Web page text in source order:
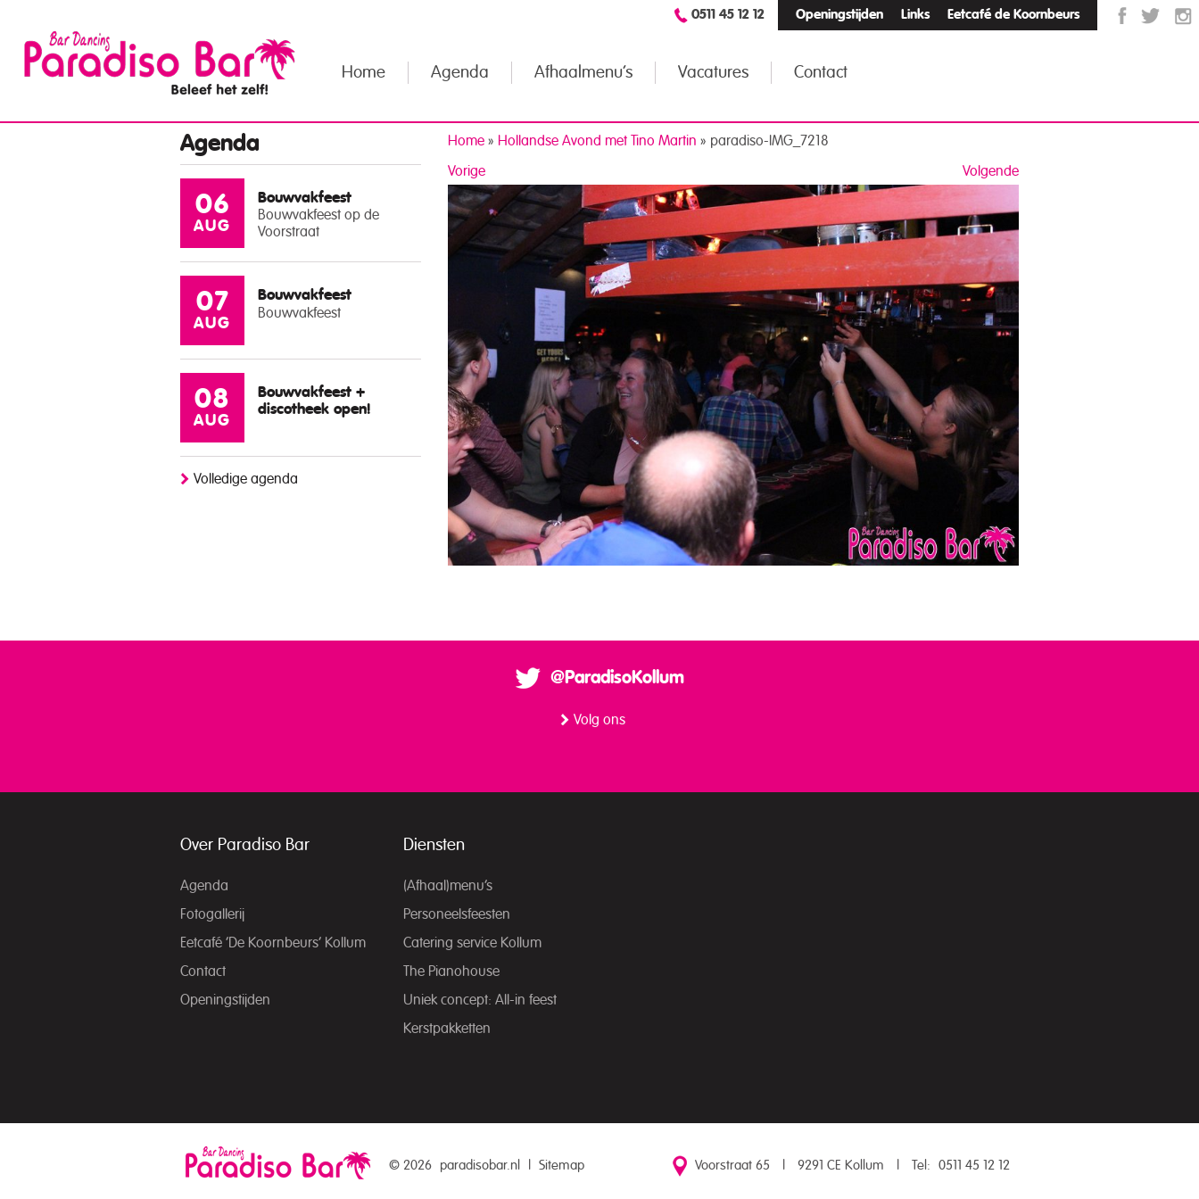
Openingstijden Links Eetcafé de Koornbeurs
0511 45 12 12
Home Agenda Afhaalmenu’s Vacatures Contact
Agenda
06
AUG
Bouwvakfeest
Bouwvakfeest op de
Voorstraat
07
AUG
Bouwvakfeest
Bouwvakfeest
08
AUG
Bouwvakfeest +
discotheek open!
Volledige agenda
Home » Hollandse Avond met Tino Martin » paradiso-IMG_7218
Volgende
Vorige
@ParadisoKollum
Volg ons
Over Paradiso Bar
Agenda
Fotogallerij
Eetcafé ‘De Koornbeurs’ Kollum
Contact
Openingstijden
Diensten
(Afhaal)menu’s
Personeelsfeesten
Catering service Kollum
The Pianohouse
Uniek concept: All-in feest
Kerstpakketten
© 2026 paradisobar.nl Sitemap Voorstraat 65 9291 CE Kollum Tel: 0511 45 12 12